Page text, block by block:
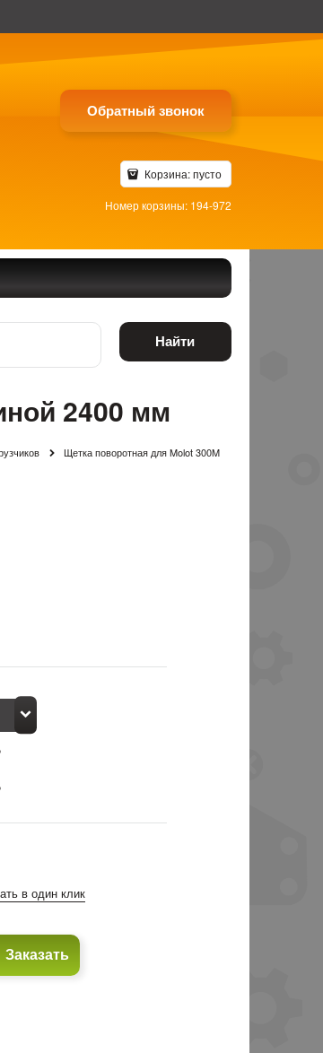
Обратный звонок
Корзина:пусто
Номер корзины: 194-972
Найти
2400 мм
Щетка поворотная для Molot 300M
в один клик
Заказать